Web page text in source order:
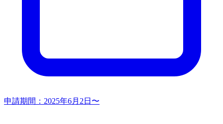
申請期間： 2025年6月2日〜